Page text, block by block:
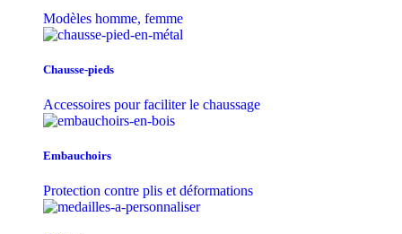
Modèles homme, femme
Chausse-pieds
Accessoires pour faciliter le chaussage
Embauchoirs
Protection contre plis et déformations